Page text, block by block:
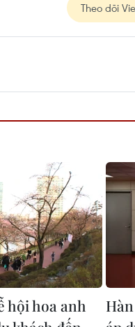
Theo dõi
hội hoa anh